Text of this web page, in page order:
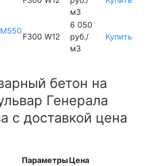
м3
М550
F300 W12
6 050
руб./
м3
Купить
бетон на
Генерала
с доставкой цена
ПараметрыЦена